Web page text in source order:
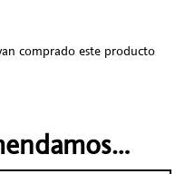
comprado este producto